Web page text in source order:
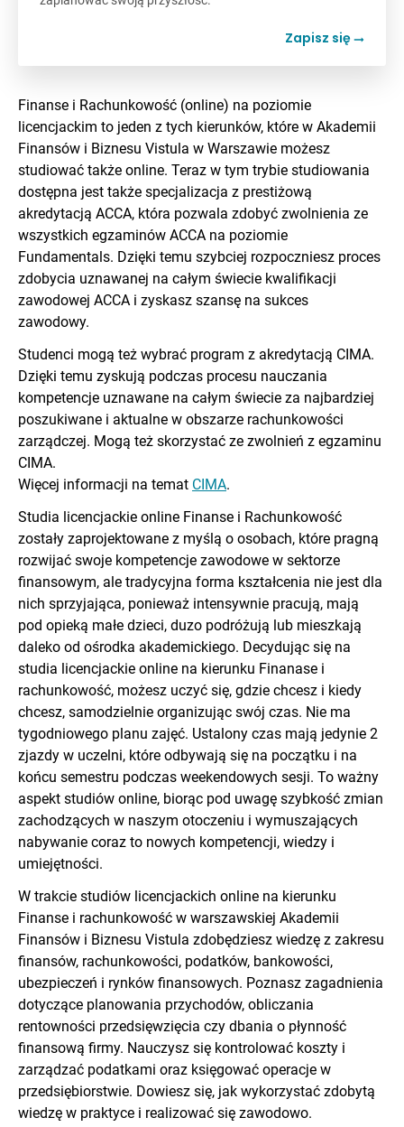
Finanse i Rachunkowość (online) na poziomie
licencjackim to jeden z tych kierunków, które w Akademii
Finansów i Biznesu Vistula w Warszawie możesz
studiować także online. Teraz w tym trybie studiowania
dostępna jest także specjalizacja z prestiżową
akredytacją ACCA, która pozwala zdobyć zwolnienia ze
wszystkich egzaminów ACCA na poziomie
Fundamentals. Dzięki temu szybciej rozpoczniesz proces
zdobycia uznawanej na całym świecie kwalifikacji
zawodowej ACCA i zyskasz szansę na sukces
zawodowy.
Studenci mogą też wybrać program z akredytacją CIMA.
Dzięki temu zyskują podczas procesu nauczania
kompetencje uznawane na całym świecie za najbardziej
poszukiwane i aktualne w obszarze rachunkowości
zarządczej. Mogą też skorzystać ze zwolnień z egzaminu
CIMA.
Więcej informacji na temat CIMA.
Studia licencjackie online Finanse i Rachunkowość
zostały zaprojektowane z myślą o osobach, które pragną
rozwijać swoje kompetencje zawodowe w sektorze
finansowym, ale tradycyjna forma kształcenia nie jest dla
nich sprzyjająca, ponieważ intensywnie pracują, mają
pod opieką małe dzieci, duzo podróżują lub mieszkają
daleko od ośrodka akademickiego. Decydując się na
studia licencjackie online na kierunku Finanase i
rachunkowość, możesz uczyć się, gdzie chcesz i kiedy
chcesz, samodzielnie organizując swój czas. Nie ma
tygodniowego planu zajęć. Ustalony czas mają jedynie 2
zjazdy w uczelni, które odbywają się na początku i na
końcu semestru podczas weekendowych sesji. To ważny
aspekt studiów online, biorąc pod uwagę szybkość zmian
zachodzących w naszym otoczeniu i wymuszających
nabywanie coraz to nowych kompetencji, wiedzy i
umiejętności.
W trakcie studiów licencjackich online na kierunku
Finanse i rachunkowość w warszawskiej Akademii
Finansów i Biznesu Vistula zdobędziesz wiedzę z zakresu
finansów, rachunkowości, podatków, bankowości,
ubezpieczeń i rynków finansowych. Poznasz zagadnienia
dotyczące planowania przychodów, obliczania
rentowności przedsięwzięcia czy dbania o płynność
finansową firmy. Nauczysz się kontrolować koszty i
zarządzać podatkami oraz księgować operacje w
przedsiębiorstwie. Dowiesz się, jak wykorzystać zdobytą
wiedzę w praktyce i realizować się zawodowo.
Zapisz się